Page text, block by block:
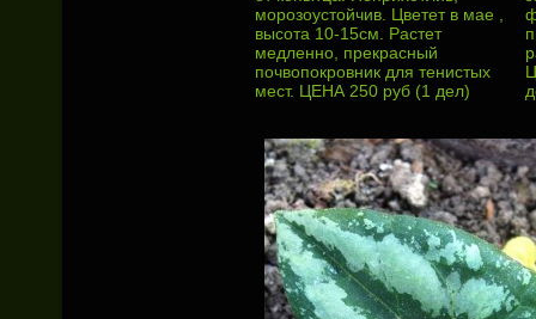
морозоустойчив. Цветет в мае ,
высота 10-15см. Растет
медленно, прекрасный
почвопокровник для тенистых
мест. ЦЕНА 250 руб (1 дел)